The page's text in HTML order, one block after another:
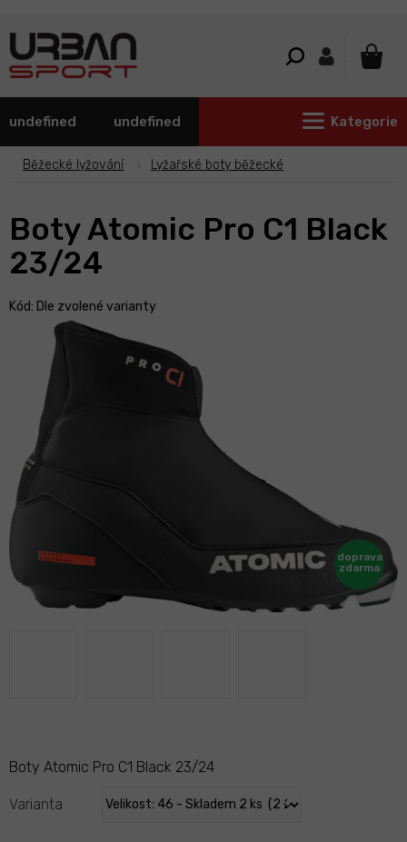
undefined undefined Kategorie
Běžecké lyžování Lyžařské boty běžecké
Boty Atomic Pro C1 Black
23/24
Kód: Dle zvolené varianty
Varianta
Boty Atomic Pro C1 Black 23/24